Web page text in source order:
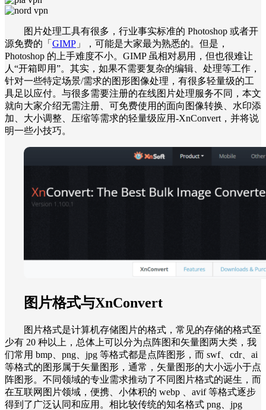
图片处理工具有很多，行业事实标准的 Photoshop 或者开
源免费的「 GIMP 」，可能是大家最为熟悉的。但是，
Photoshop 的上手难度不小。GIMP 虽相对易用，但也很难让
人“开箱即用”。其实，如果不需要复杂的编辑、处理等工作，
针对一些特定场景/需求的图形图像处理，有很多轻量级的工
具足以应付。与很多需要注册的在线图片处理服务不同，本文
就向大家介绍无需注册、可免费使用的面向图像转换、水印添
加、大小调整、压缩等需求的轻量级应用-XnConvert，并将说
明一些小技巧。
图片格式与XnConvert
图片格式是计算机存储图片的格式，常见的存储的格式至
少有 20 种以上，总体上可以分为点阵图和矢量图两大类，我
们常用 bmp、png、jpg 等格式都是点阵图形，而 swf、cdr、ai
等格式的图形属于矢量图形，通常，矢量图形的大小远小于点
阵图形。不同领域的专业需求推动了不同图片格式的诞生，而
在互联网图片领域，便携、小体积的 webp 、avif 等格式逐步
得到了广泛认同和应用。相比较传统的知名格式 png、jpg